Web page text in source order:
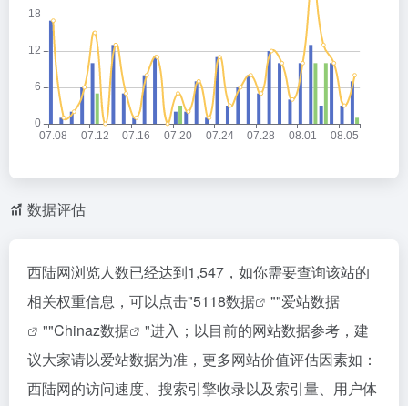
数据评估
西陆网浏览人数已经达到1,547，如你需要查询该站的
相关权重信息，可以点击"5118数据 ""爱站数据
""Chinaz数据
"进入；以目前的网站数据参考，建
议大家请以爱站数据为准，更多网站价值评估因素如：
西陆网的访问速度、搜索引擎收录以及索引量、用户体